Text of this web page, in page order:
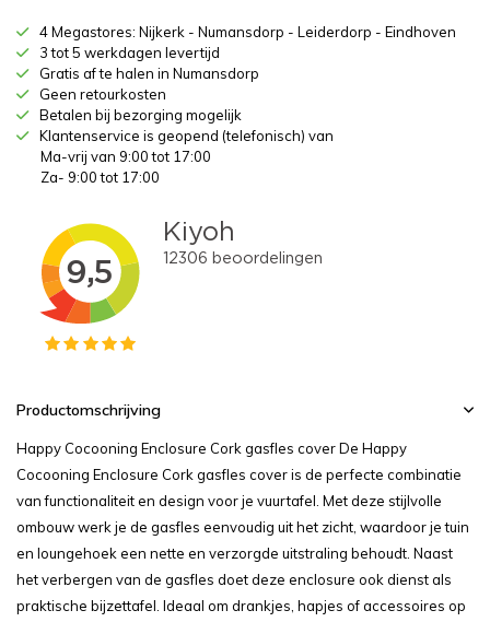
4 Megastores: Nijkerk - Numansdorp - Leiderdorp - Eindhoven
3 tot 5 werkdagen levertijd
Gratis af te halen in Numansdorp
Geen retourkosten
Betalen bij bezorging mogelijk
Klantenservice is geopend (telefonisch) van
Ma-vrij van 9:00 tot 17:00
Za- 9:00 tot 17:00
Productomschrijving
Happy Cocooning Enclosure Cork gasfles cover De Happy
Cocooning Enclosure Cork gasfles cover is de perfecte combinatie
van functionaliteit en design voor je vuurtafel. Met deze stijlvolle
ombouw werk je de gasfles eenvoudig uit het zicht, waardoor je tuin
en loungehoek een nette en verzorgde uitstraling behoudt. Naast
het verbergen van de gasfles doet deze enclosure ook dienst als
praktische bijzettafel. Ideaal om drankjes, hapjes of accessoires op